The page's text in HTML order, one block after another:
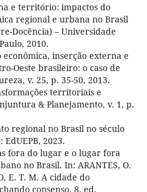
e território: impactos do
regional e urbana no Brasil
Docência) – Universidade
2010.
econômica, inserção externa e
Oeste brasileiro: o caso de
v. 25, p. 35-50, 2013.
territoriais e
& Planejamento, v. 1, p.
regional no Brasil no século
2023.
fora do lugar e o lugar fora
no Brasil. In: ARANTES, O.
E. T. M. A cidade do
consenso. 8. ed.